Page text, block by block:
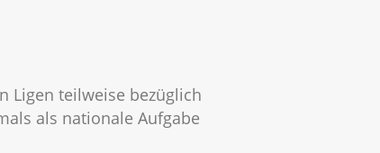
Ligen teilweise bezüglich
als nationale Aufgabe